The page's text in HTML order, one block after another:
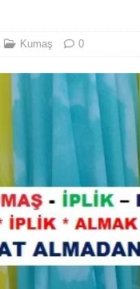
Kumaş 0